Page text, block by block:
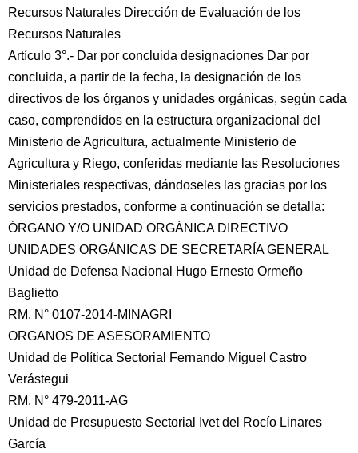
Recursos Naturales Dirección de Evaluación de los
Recursos Naturales
Artículo 3°.- Dar por concluida designaciones Dar por
concluida, a partir de la fecha, la designación de los
directivos de los órganos y unidades orgánicas, según cada
caso, comprendidos en la estructura organizacional del
Ministerio de Agricultura, actualmente Ministerio de
Agricultura y Riego, conferidas mediante las Resoluciones
Ministeriales respectivas, dándoseles las gracias por los
servicios prestados, conforme a continuación se detalla:
ÓRGANO Y/O UNIDAD ORGÁNICA DIRECTIVO
UNIDADES ORGÁNICAS DE SECRETARÍA GENERAL
Unidad de Defensa Nacional Hugo Ernesto Ormeño
Baglietto
RM. N° 0107-2014-MINAGRI
ORGANOS DE ASESORAMIENTO
Unidad de Política Sectorial Fernando Miguel Castro
Verástegui
RM. N° 479-2011-AG
Unidad de Presupuesto Sectorial Ivet del Rocío Linares
García